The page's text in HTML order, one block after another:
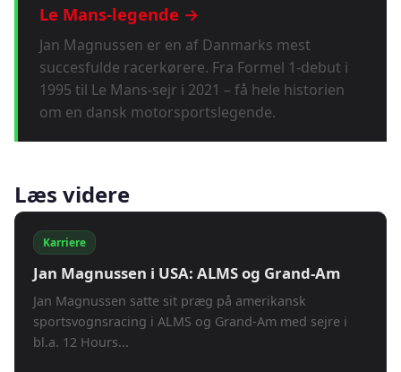
Le Mans-legende →
Jan Magnussen er en af Danmarks mest
succesfulde racerkørere. Fra Formel 1-debut i
1995 til Le Mans-sejr i 2021 – få hele historien
om en dansk motorsportslegende.
Læs videre
Karriere
Jan Magnussen i USA: ALMS og Grand-Am
Jan Magnussen satte sit præg på amerikansk
sportsvognsracing i ALMS og Grand-Am med sejre i
bl.a. 12 Hours...